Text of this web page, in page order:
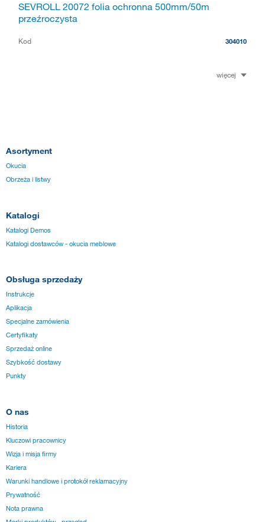
SEVROLL 20072 folia ochronna 500mm/50m
przeźroczysta
Kod 304010
więcej
Asortyment
Okucia
Obrzeża i listwy
Katalogi
Katalogi Demos
Katalogi dostawców - okucia meblowe
Obsługa sprzedaży
Instrukcje
Aplikacja
Specjalne zamówienia
Certyfikaty
Sprzedaż online
Szybkość dostawy
Punkty
O nas
Historia
Kluczowi pracownicy
Wizja i misja firmy
Kariera
Warunki handlowe i protokół reklamacyjny
Prywatność
Nota prawna